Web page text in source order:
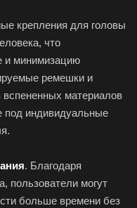
крепления для головы
что
и минимизацию
ремешки и
вспененных материалов
под индивидуальные
. Благодаря
пользователи могут
больше времени без